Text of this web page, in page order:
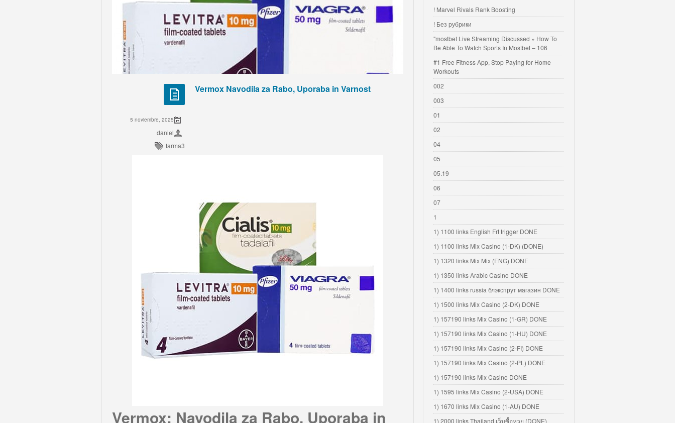
Vermox Navodila za Rabo, Uporaba in Varnost
5 noviembre, 2025
daniel
farma3
Vermox: Navodila za Rabo, Uporaba in
! Marvel Rivals Rank Boosting
! Без рубрики
"mostbet Live Streaming Discussed » How To
Be Able To Watch Sports In Mostbet – 106
#1 Free Fitness App, Stop Paying for Home
Workouts
002
003
01
02
04
05
05.19
06
07
1
1) 1100 links English Frt trigger DONE
1) 1100 links Mix Casino (1-DK) (DONE)
1) 1320 links Mix Mix (ENG) DONE
1) 1350 links Arabic Casino DONE
1) 1400 links russia блэкспрут магазин DONE
1) 1500 links Mix Casino (2-DK) DONE
1) 157190 links Mix Casino (1-GR) DONE
1) 157190 links Mix Casino (1-HU) DONE
1) 157190 links Mix Casino (2-FI) DONE
1) 157190 links Mix Casino (2-PL) DONE
1) 157190 links Mix Casino DONE
1) 1595 links Mix Casino (2-USA) DONE
1) 1670 links Mix Casino (1-AU) DONE
1) 2000 links Thailand เว็บซื้อหวย (DONE)